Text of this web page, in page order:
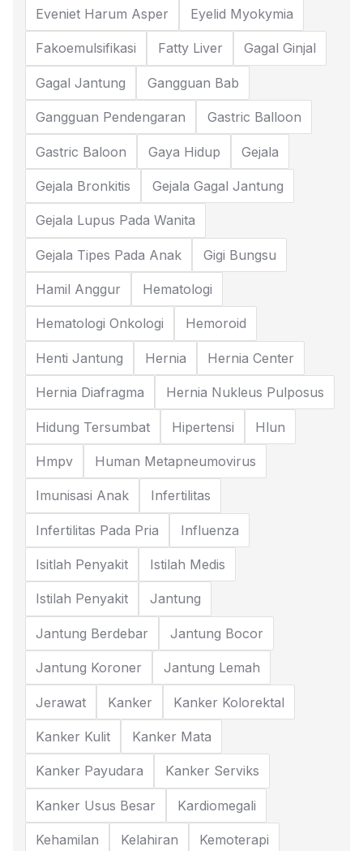
Eveniet Harum Asper Eyelid Myokymia
Fakoemulsifikasi Fatty Liver Gagal Ginjal
Gagal Jantung Gangguan Bab
Gangguan Pendengaran Gastric Balloon
Gastric Baloon Gaya Hidup Gejala
Gejala Bronkitis Gejala Gagal Jantung
Gejala Lupus Pada Wanita
Gejala Tipes Pada Anak Gigi Bungsu
Hamil Anggur Hematologi
Hematologi Onkologi Hemoroid
Henti Jantung Hernia Hernia Center
Hernia Diafragma Hernia Nukleus Pulposus
Hidung Tersumbat Hipertensi Hlun
Hmpv Human Metapneumovirus
Imunisasi Anak Infertilitas
Infertilitas Pada Pria Influenza
Isitlah Penyakit Istilah Medis
Istilah Penyakit Jantung
Jantung Berdebar Jantung Bocor
Jantung Koroner Jantung Lemah
Jerawat Kanker Kanker Kolorektal
Kanker Kulit Kanker Mata
Kanker Payudara Kanker Serviks
Kanker Usus Besar Kardiomegali
Kehamilan Kelahiran Kemoterapi